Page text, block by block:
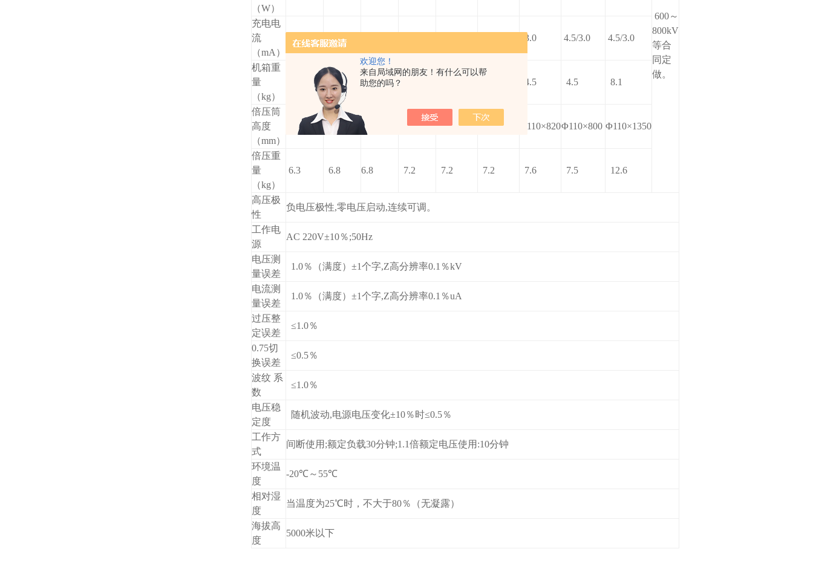
欢迎您！
来自局域网的朋友！有什么可以帮
助您的吗？
600～
800kV
等合
同定
做。
（W）
充电电
流
（mA）
3.0 3.0 3.0 4.5/3.0 4.5/3.0
机箱重
量
（kg）
4.3 4.3 4.3 4.5 4.5 8.1
倍压筒
高度
（mm）
Φ80×500 Φ80×620 Φ80×770 Φ80×770Φ110×770Φ110×770 Φ110×820Φ110×800 Φ110×1350
倍压重
量
（kg）
6.3 6.8 6.8 7.2 7.2 7.2 7.6 7.5 12.6
高压极
性
负电压极性,零电压启动,连续可调。
工作电
源
AC 220V±10％;50Hz
电压测
量误差
1.0％（满度）±1个字,Z高分辨率0.1％kV
电流测
量误差
1.0％（满度）±1个字,Z高分辨率0.1％uA
过压整
定误差
≤1.0％
0.75切
换误差
≤0.5％
波纹 系
数
≤1.0％
电压稳
定度
随机波动,电源电压变化±10％时≤0.5％
工作方
式
间断使用;额定负载30分钟;1.1倍额定电压使用:10分钟
环境温
度
-20℃～55℃
相对湿
度
当温度为25℃时，不大于80％（无凝露）
海拔高
度
5000米以下